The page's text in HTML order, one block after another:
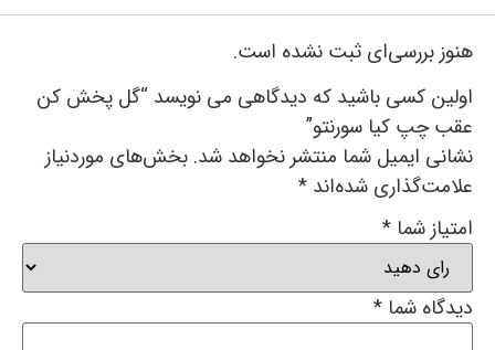
هنوز بررسی‌ای ثبت نشده است.
اولین کسی باشید که دیدگاهی می نویسد “گل پخش کن
عقب چپ کیا سورنتو”
نشانی ایمیل شما منتشر نخواهد شد. بخش‌های موردنیاز
علامت‌گذاری شده‌اند *
امتیاز شما *
دیدگاه شما *